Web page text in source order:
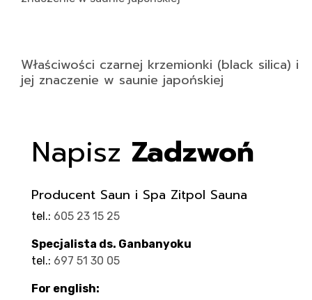
Właściwości czarnej krzemionki (black silica) i
jej znaczenie w saunie japońskiej
Napisz Zadzwoń
Producent Saun i Spa Zitpol Sauna
tel.: 605 23 15 25
Specjalista ds. Ganbanyoku
tel.: 697 51 30 05
For english: